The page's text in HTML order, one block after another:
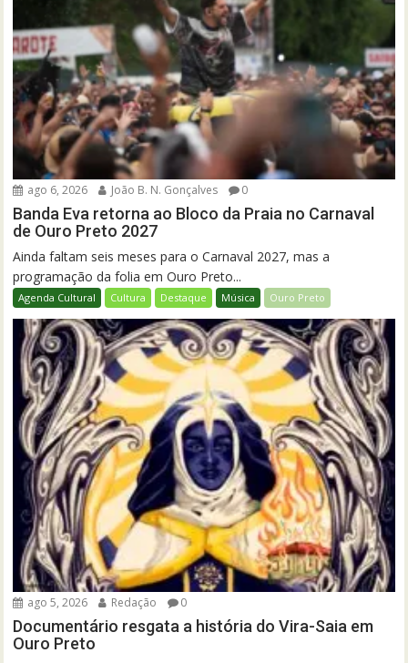
ago 6, 2026 João B. N. Gonçalves 0
Banda Eva retorna ao Bloco da Praia no Carnaval
de Ouro Preto 2027
Ainda faltam seis meses para o Carnaval 2027, mas a
programação da folia em Ouro Preto...
Agenda Cultural Cultura Destaque Música Ouro Preto
ago 5, 2026 Redação 0
Documentário resgata a história do Vira-Saia em
Ouro Preto